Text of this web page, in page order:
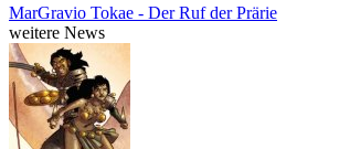
MarGravio Tokae - Der Ruf der Prärie
weitere News